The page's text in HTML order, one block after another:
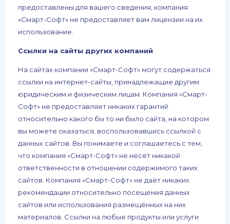
предоставлены для вашего сведения, компания
«Смарт-Софт» не предоставляет вам лицензии на их
использование.
Ссылки на сайты других компаний
На сайтах компании «Смарт-Софт» могут содержаться
ссылки на интернет-сайты, принадлежащие другим
юридическим и физическим лицам. Компания «Смарт-
Софт» не предоставляет никаких гарантий
относительно какого бы то ни было сайта, на котором
вы можете оказаться, воспользовавшись ссылкой с
данных сайтов. Вы понимаете и соглашаетесь с тем,
что компания «Смарт-Софт» не несёт никакой
ответственности в отношении содержимого таких
сайтов. Компания «Смарт-Софт» не даёт никаких
рекомендации относительно посещения данных
сайтов или использования размещённых на них
материалов. Ссылки на любые продукты или услуги